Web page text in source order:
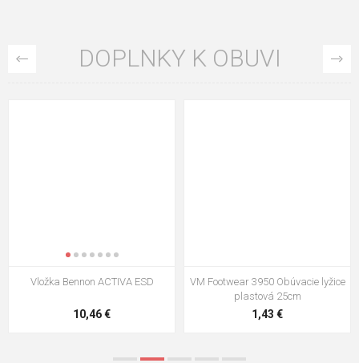
DOPLNKY K OBUVI
Vložka Bennon ACTIVA ESD
10,46 €
VM Footwear 3950 Obúvacie lyžice
plastová 25cm
1,43 €